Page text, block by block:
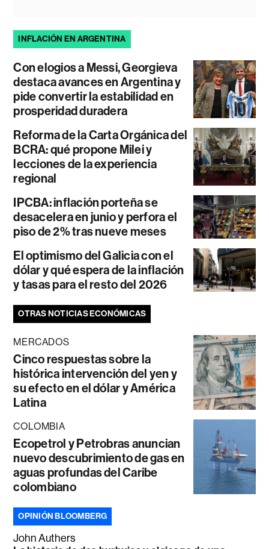
INFLACIÓN EN ARGENTINA
Con elogios a Messi, Georgieva
destaca avances en Argentina y
pide convertir la estabilidad en
prosperidad duradera
Reforma de la Carta Orgánica del
BCRA: qué propone Milei y
lecciones de la experiencia
regional
IPCBA: inflación porteña se
desacelera en junio y perfora el
piso de 2% tras nueve meses
El optimismo del Galicia con el
dólar y qué espera de la inflación
y tasas para el resto del 2026
OTRAS NOTICIAS ECONÓMICAS
MERCADOS
Cinco respuestas sobre la
histórica intervención del yen y
su efecto en el dólar y América
Latina
COLOMBIA
Ecopetrol y Petrobras anuncian
nuevo descubrimiento de gas en
aguas profundas del Caribe
colombiano
OPINIÓN BLOOMBERG
John Authers